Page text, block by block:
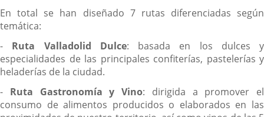
En total se han diseñado 7 rutas diferenciadas según
temática:
- Ruta Valladolid Dulce: basada en los dulces y
especialidades de las principales confiterías, pastelerías y
heladerías de la ciudad.
- Ruta Gastronomía y Vino: dirigida a promover el
consumo de alimentos producidos o elaborados en las